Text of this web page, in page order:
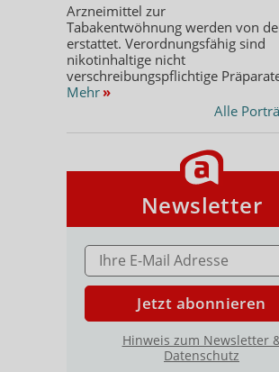
Arzneimittel zur
Tabakentwöhnung werden von
erstattet. Verordnungsfähig sind
nikotinhaltige nicht
verschreibungspflichtige
Mehr »
Alle
Newsletter
E-MAIL ADRESSE
Jetzt abonnieren
Hinweis zum Newsletter
Datenschutz